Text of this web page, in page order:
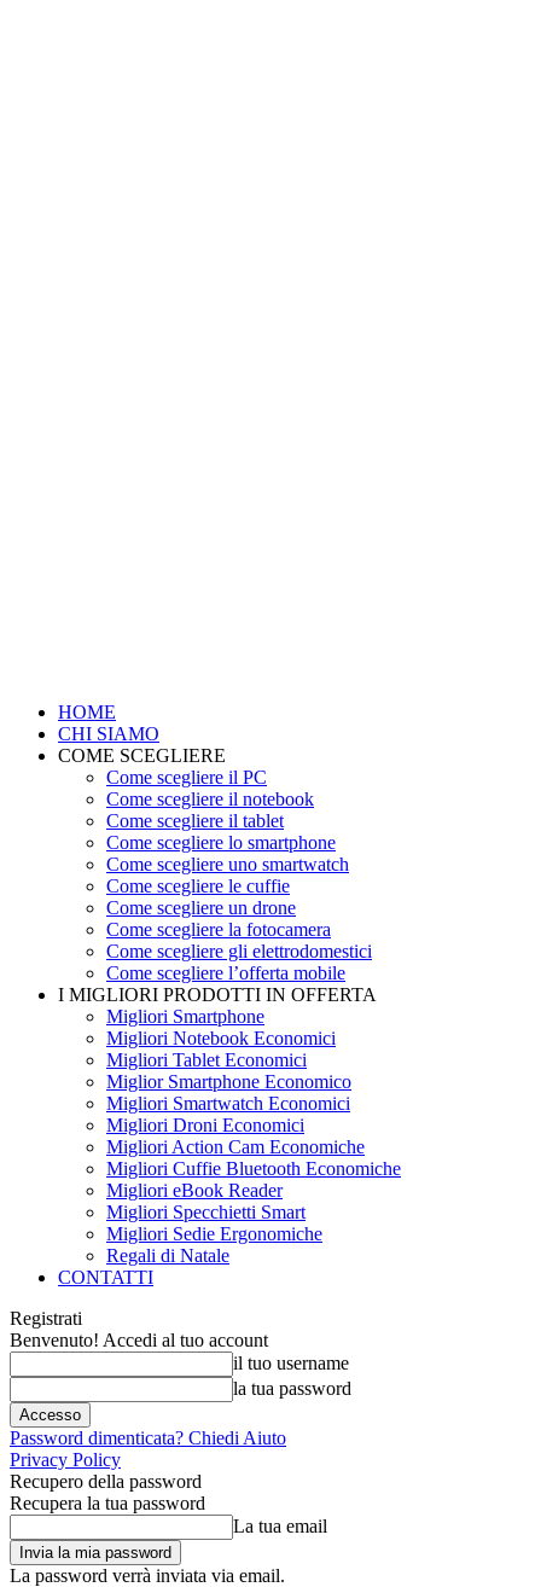
HOME
CHI SIAMO
COME SCEGLIERE
Come scegliere il PC
Come scegliere il notebook
Come scegliere il tablet
Come scegliere lo smartphone
Come scegliere uno smartwatch
Come scegliere le cuffie
Come scegliere un drone
Come scegliere la fotocamera
Come scegliere gli elettrodomestici
Come scegliere l’offerta mobile
I MIGLIORI PRODOTTI IN OFFERTA
Migliori Smartphone
Migliori Notebook Economici
Migliori Tablet Economici
Miglior Smartphone Economico
Migliori Smartwatch Economici
Migliori Droni Economici
Migliori Action Cam Economiche
Migliori Cuffie Bluetooth Economiche
Migliori eBook Reader
Migliori Specchietti Smart
Migliori Sedie Ergonomiche
Regali di Natale
CONTATTI
Registrati
Benvenuto! Accedi al tuo account
il tuo username
la tua password
Password dimenticata? Chiedi Aiuto
Privacy Policy
Recupero della password
Recupera la tua password
La tua email
La password verrà inviata via email.